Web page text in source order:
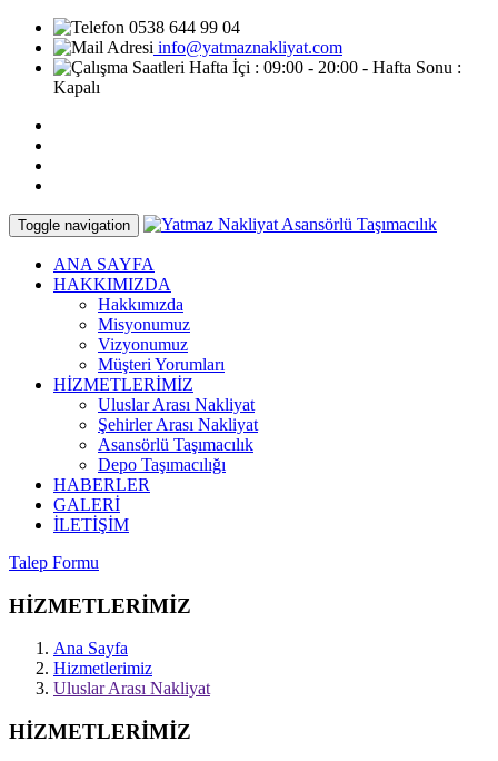
0538 644 99 04
info@yatmaznakliyat.com
Hafta İçi : 09:00 - 20:00 - Hafta Sonu :
Kapalı
Toggle navigation
ANA SAYFA
HAKKIMIZDA
Hakkımızda
Misyonumuz
Vizyonumuz
Müşteri Yorumları
HİZMETLERİMİZ
Uluslar Arası Nakliyat
Şehirler Arası Nakliyat
Asansörlü Taşımacılık
Depo Taşımacılığı
HABERLER
GALERİ
İLETİŞİM
Talep Formu
HİZMETLERİMİZ
Ana Sayfa
Hizmetlerimiz
Uluslar Arası Nakliyat
HİZMETLERİMİZ